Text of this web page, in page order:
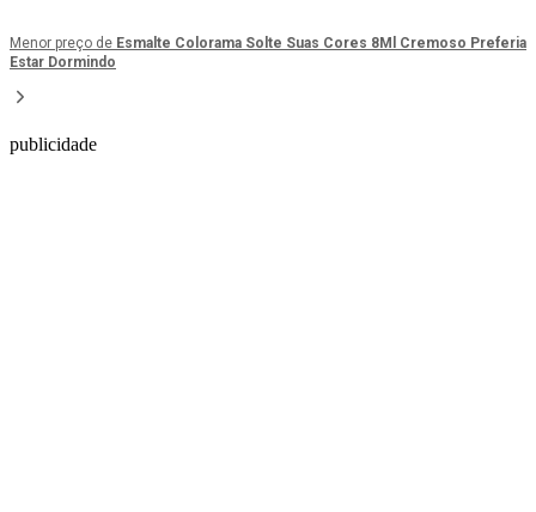
Menor preço de Esmalte Colorama Solte Suas Cores 8Ml Cremoso Preferia
Estar Dormindo
publicidade